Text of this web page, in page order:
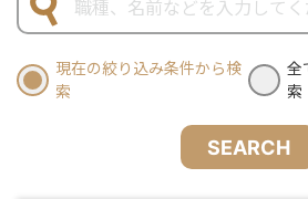
現在の絞り込み条件から検
索
全
索
SEARCH